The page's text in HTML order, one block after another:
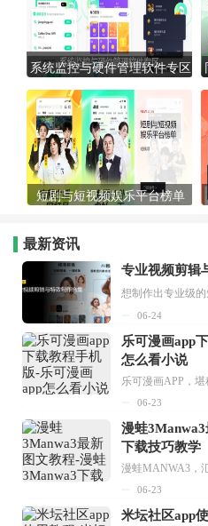
系统监控与硬件管理软件专区
短剧与短视频娱乐平台榜单
最新资讯
专业视频剪辑
06-24
乐可漫画app
怎么看小说
06-23
漫蛙
下载技巧教学
06-23
米坛社区app